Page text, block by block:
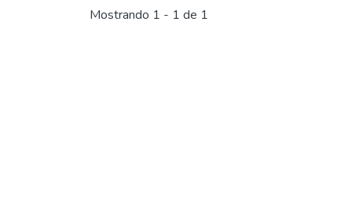
Mostrando 1 - 1 de 1